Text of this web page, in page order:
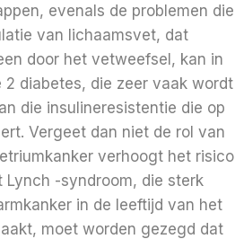
evenals de problemen die
van lichaamsvet, dat
door het vetweefsel, kan in
2 diabetes, die zeer vaak wordt
die insulineresistentie die op
Vergeet dan niet de rol van
verhoogt het risico
Lynch -syndroom, die sterk
in de leeftijd van het
moet worden gezegd dat